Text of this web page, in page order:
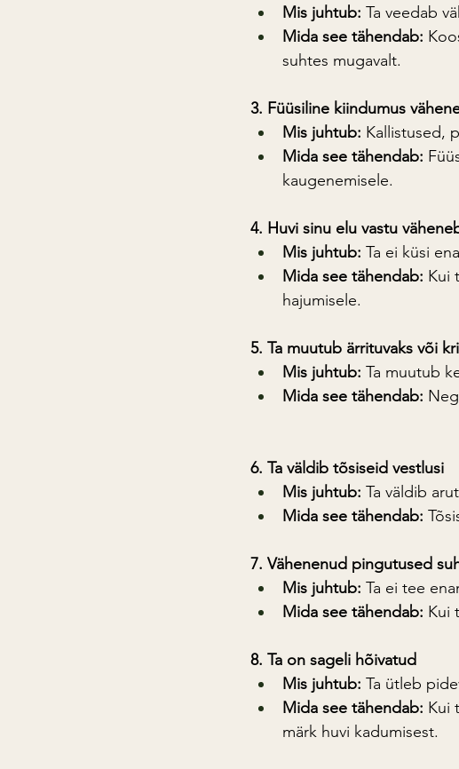
Mis juhtub: Ta veedab
Mida see tähendab:
suhtes mugavalt.
3. Füüsiline kiindumus
Mis juhtub: Kallistused,
Mida see tähendab:
kaugenemisele.
4. Huvi sinu elu vastu
Mis juhtub: Ta ei küsi
Mida see tähendab: Kui
hajumisele.
5. Ta muutub ärrituvaks või
Mis juhtub: Ta muutub
Mida see tähendab:
6. Ta väldib tõsiseid vestlusi
Mis juhtub: Ta väldib
Mida see tähendab:
7. Vähenenud pingutused
Mis juhtub: Ta ei tee
Mida see tähendab: Kui
8. Ta on sageli hõivatud
Mis juhtub: Ta ütleb
Mida see tähendab: Kui
märk huvi kadumisest.